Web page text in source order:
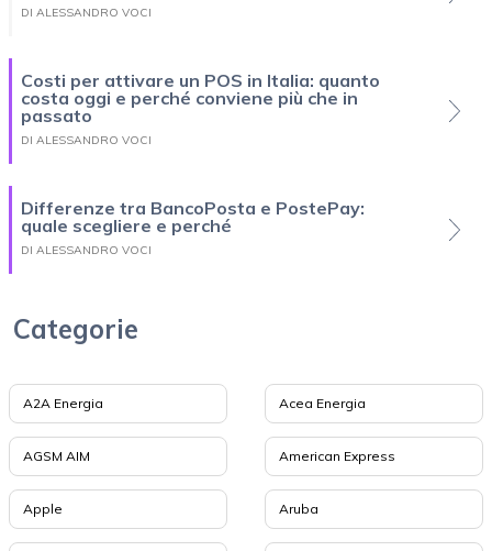
DI ALESSANDRO VOCI
Costi per attivare un POS in Italia: quanto
costa oggi e perché conviene più che in
passato
DI ALESSANDRO VOCI
Differenze tra BancoPosta e PostePay:
quale scegliere e perché
DI ALESSANDRO VOCI
Categorie
A2A Energia Acea Energia
AGSM AIM American Express
Apple Aruba